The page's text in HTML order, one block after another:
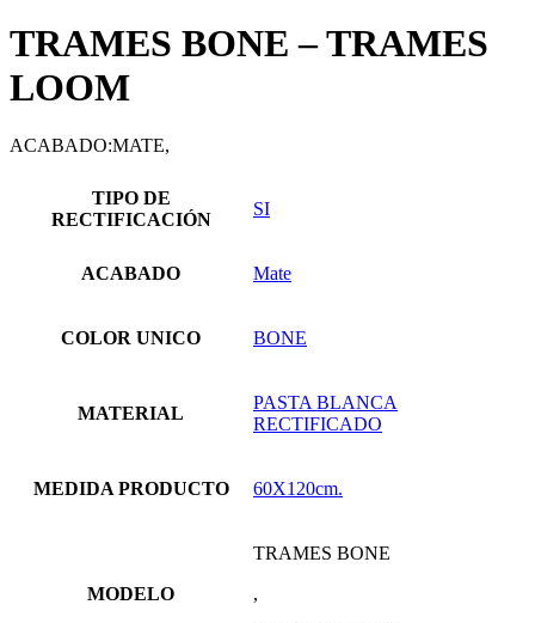
TRAMES BONE – TRAMES
LOOM
ACABADO:MATE,
TIPO DE
RECTIFICACIÓN
SI
ACABADO Mate
COLOR UNICO BONE
MATERIAL
PASTA BLANCA
RECTIFICADO
MEDIDA PRODUCTO 60X120cm.
MODELO
TRAMES BONE
,